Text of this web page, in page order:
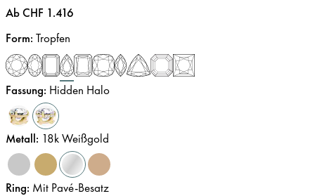
Preis:
Ab CHF 1.416
Form: Tropfen
Fassung: Hidden Halo
Metall: 18k Weißgold
Ring: Mit Pavé-Besatz